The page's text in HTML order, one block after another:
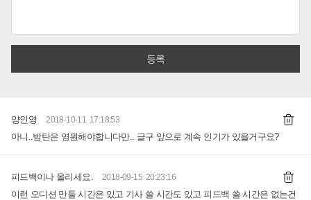
양인영 2018-10-11 17:18:53
아니..방탄은 영원해야합니다만.. 글구 앞으로 계속 인기가 있을거구요?
피드백이나 올리세요. 2018-09-15 20:23:16
이런 오디션 만들 시간은 있고 기사 쓸 시간도 있고 피드백 쓸 시간은 없는건